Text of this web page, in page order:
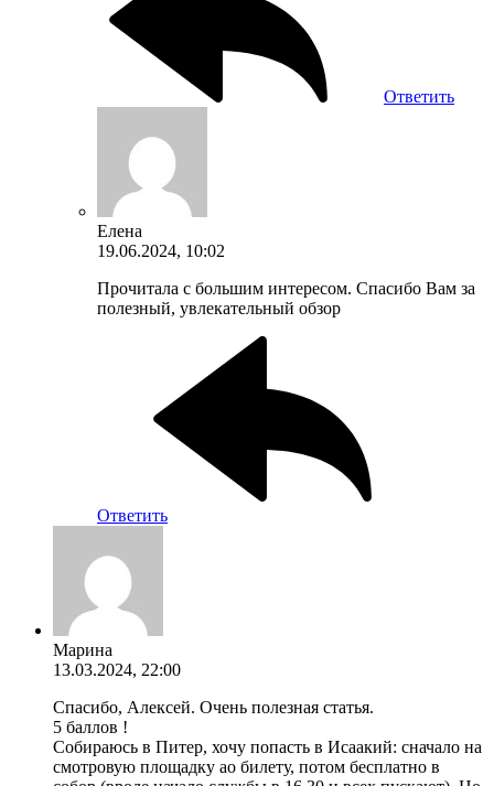
Ответить
Елена
19.06.2024, 10:02
Прочитала с большим интересом. Спасибо Вам за
полезный, увлекательный обзор
Ответить
Марина
13.03.2024, 22:00
Спасибо, Алексей. Очень полезная статья.
5 баллов !
Собираюсь в Питер, хочу попасть в Исаакий: сначало на
смотровую площадку ао билету, потом бесплатно в